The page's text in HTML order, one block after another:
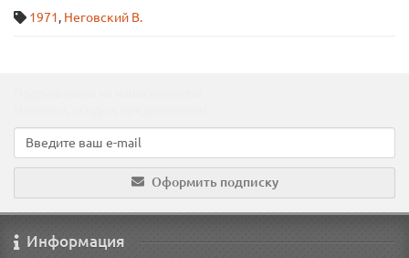
1971, Неговский В.
Оформить подписку
Информация